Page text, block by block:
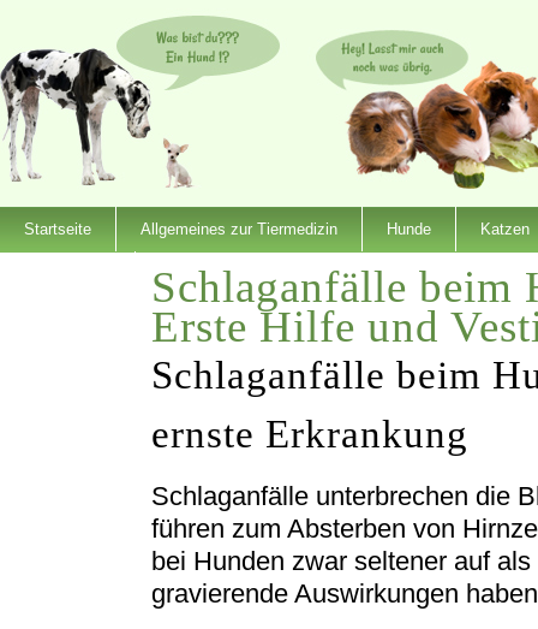
Startseite Allgemeines zur Tiermedizin Hunde Katzen
Schlaganfälle beim
Erste Hilfe und
Schlaganfälle beim
ernste Erkrankung
Schlaganfälle unterbrechen die
führen zum Absterben von
bei Hunden zwar seltener auf
gravierende Auswirkungen